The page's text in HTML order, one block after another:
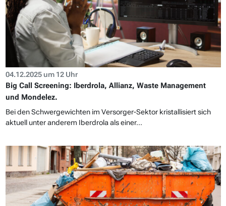
04.12.2025 um 12 Uhr
Big Call Screening: Iberdrola, Allianz, Waste Management
und Mondelez.
Bei den Schwergewichten im Versorger-Sektor kristallisiert sich
aktuell unter anderem Iberdrola als einer...